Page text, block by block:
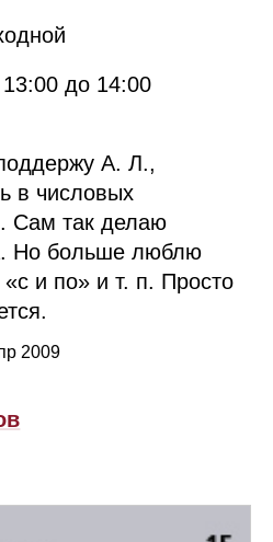
до 14:00
А. Л.,
в числовых
Сам так делаю
Но больше люблю
и по» и т. п. Просто
2009